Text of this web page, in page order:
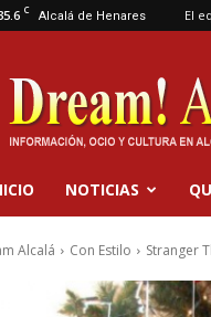
C Alcalá de Henares El
Dream
Alcalá
NOTICIAS
Alcalá Con Estilo Stranger